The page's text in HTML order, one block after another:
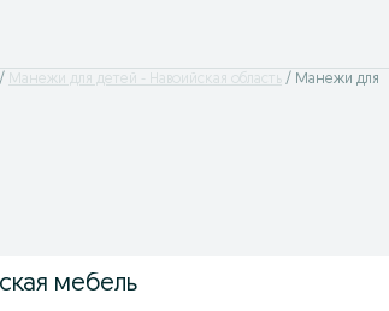
Манежи для детей - Навоийская область
Манежи для
мебель